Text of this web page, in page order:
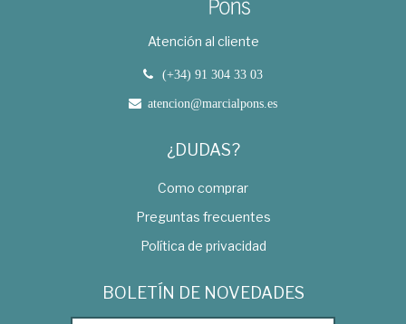
Atención al cliente
(+34) 91 304 33 03
atencion@marcialpons.es
¿DUDAS?
Como comprar
Preguntas frecuentes
Política de privacidad
BOLETÍN DE NOVEDADES